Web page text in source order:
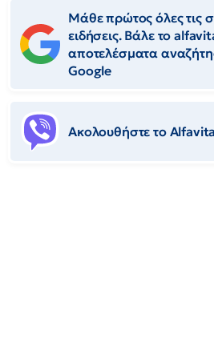
Μάθε πρώτος όλες τις
ειδήσεις. Βάλε το
αποτελέσματα
Google
Ακολουθήστε το